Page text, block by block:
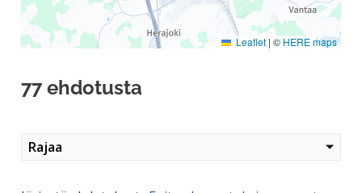
Leaflet | © HERE maps
77 ehdotusta
Rajaa